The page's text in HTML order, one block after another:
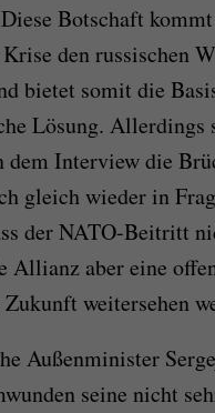
Botschaft
den russischen
bietet somit die
Lösung. Allerdings
dem Interview die
gleich wieder in
der NATO-Beitritt
Allianz aber eine
weitersehen
Außenminister
seine nicht